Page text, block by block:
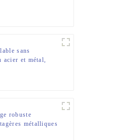
sans
acier et métal,
robuste
métalliques